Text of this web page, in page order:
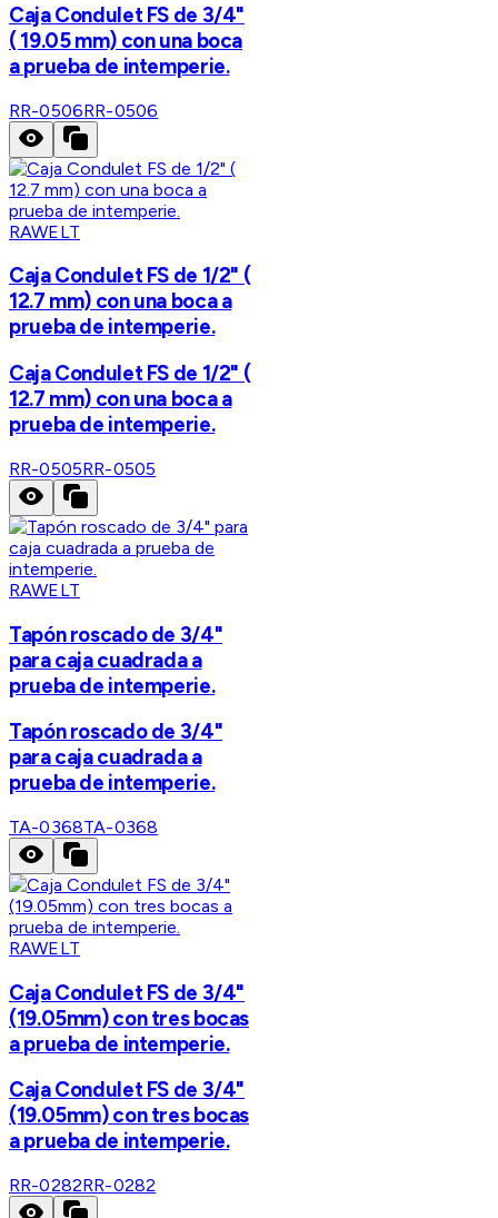
Caja Condulet FS de 3/4"
( 19.05 mm) con una boca
a prueba de intemperie.
RR-0506RR-0506
RAWELT
Caja Condulet FS de 1/2" (
12.7 mm) con una boca a
prueba de intemperie.
Caja Condulet FS de 1/2" (
12.7 mm) con una boca a
prueba de intemperie.
RR-0505RR-0505
RAWELT
Tapón roscado de 3/4"
para caja cuadrada a
prueba de intemperie.
Tapón roscado de 3/4"
para caja cuadrada a
prueba de intemperie.
TA-0368TA-0368
RAWELT
Caja Condulet FS de 3/4"
(19.05mm) con tres bocas
a prueba de intemperie.
Caja Condulet FS de 3/4"
(19.05mm) con tres bocas
a prueba de intemperie.
RR-0282RR-0282